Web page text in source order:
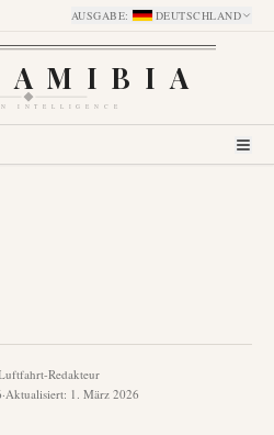
AUSGABE: DEUTSCHLAND
INTELLIGENCE
Redakteur
·Aktualisiert: 1. März 2026